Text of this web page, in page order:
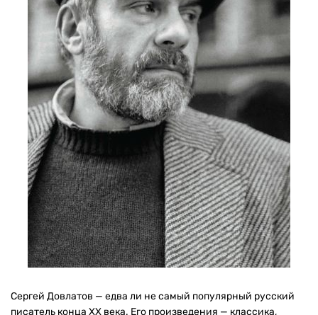
Сергей Довлатов — едва ли не самый популярный русский
писатель конца XX века. Его произведения — классика,